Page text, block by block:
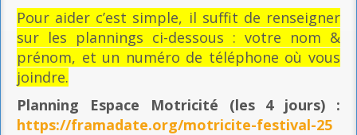
Pour aider c’est simple, il suffit de renseigner
sur les plannings ci-dessous : votre nom &
prénom, et un numéro de téléphone où vous
joindre.
Planning Espace Motricité (les 4 jours) :
https://framadate.org/motricite-festival-25